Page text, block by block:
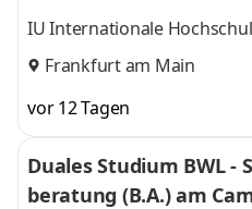
l
IU Internationale
Frankfurt am Main
vor 12 Tagen
Duales Studium BWL -
beratung (B.A.) am